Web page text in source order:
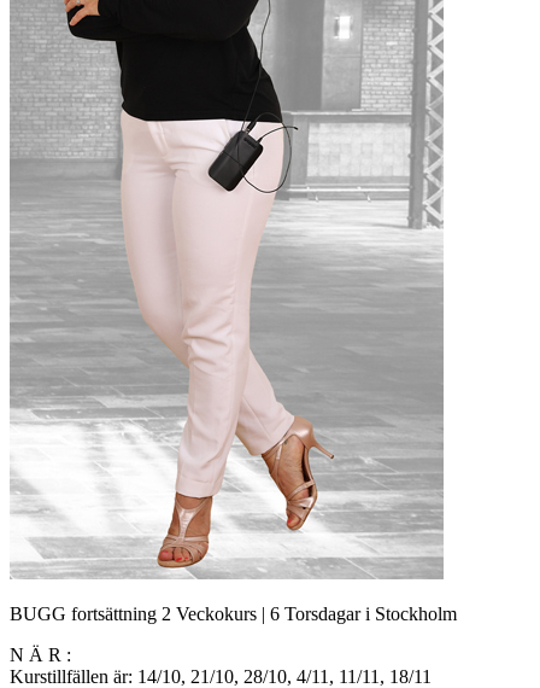
BUGG fortsättning 2 Veckokurs | 6 Torsdagar i Stockholm
N Ä R :
Kurstillfällen är: 14/10, 21/10, 28/10, 4/11, 11/11, 18/11